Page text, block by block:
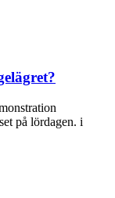
på lördagen. i